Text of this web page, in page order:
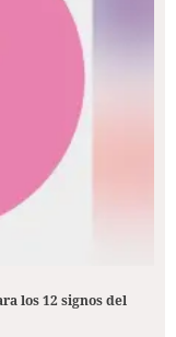
los 12 signos del